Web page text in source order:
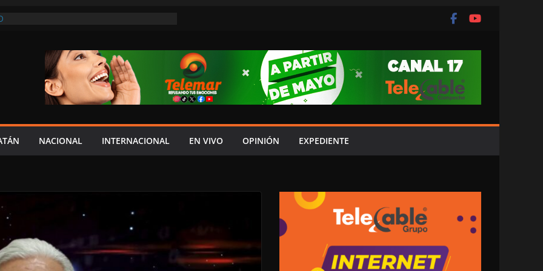
EN POMUCH, HECELCHAKÁN; ¿Y LA
LAYDA Y MARCELA?
JAGUAR: 06 DE AGOSTO DE 2026
Y MAYOR INSEGURIDAD CON
NACIONAL INTERNACIONAL EN VIVO OPINIÓN EXPEDIENTE